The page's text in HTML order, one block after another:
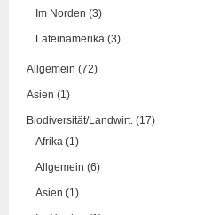
Im Norden (3)
Lateinamerika (3)
Allgemein (72)
Asien (1)
Biodiversität/Landwirt. (17)
Afrika (1)
Allgemein (6)
Asien (1)